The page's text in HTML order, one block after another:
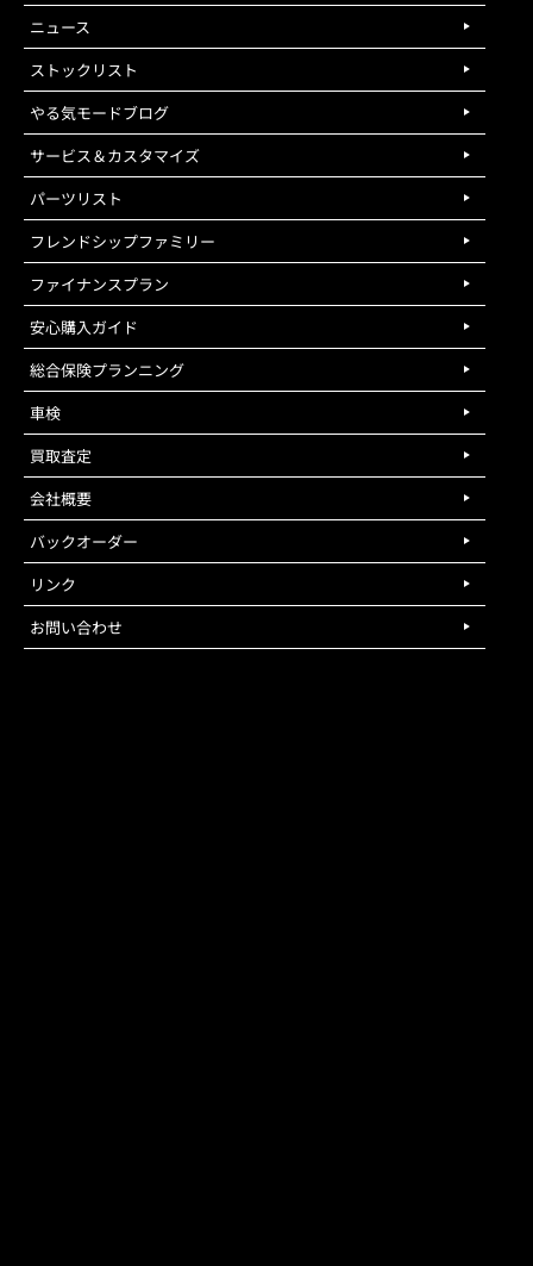
ニュース
ストックリスト
やる気モードブログ
サービス＆カスタマイズ
パーツリスト
フレンドシップファミリー
ファイナンスプラン
安心購入ガイド
総合保険プランニング
車検
買取査定
会社概要
バックオーダー
リンク
お問い合わせ